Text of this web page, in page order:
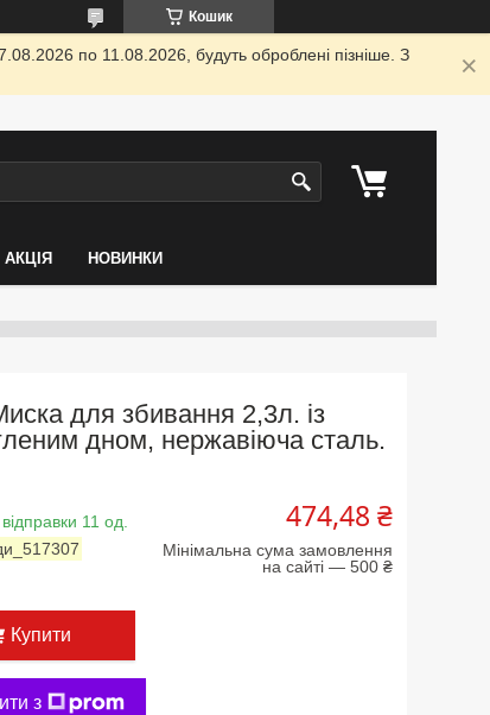
Кошик
по 11.08.2026, будуть оброблені пізніше. З
АКЦІЯ НОВИНКИ
для збивання 2,3л. із
дном, нержавіюча сталь.
11 од.
474,48 ₴
Мінімальна сума замовлення
на сайті — 500 ₴
Купити
з